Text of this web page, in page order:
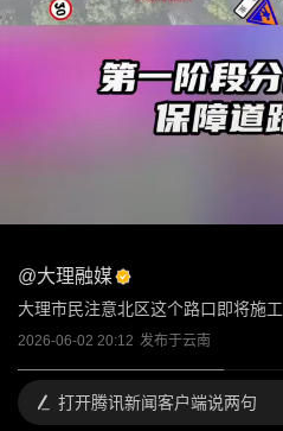
@大理融媒
大理市民注意北区这个路口即将施工
2026-06-02 20:12 发布于云南
打开腾讯新闻客户端说两句